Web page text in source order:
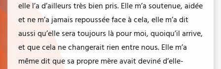
elle l’a d’ailleurs très bien pris. Elle m’a soutenue, aidée
et ne m’a jamais repoussée face à cela, elle m’a dit
aussi qu’elle sera toujours là pour moi, quoiqu’il arrive,
et que cela ne changerait rien entre nous. Elle m’a
même dit que sa propre mère avait deviné d’elle-